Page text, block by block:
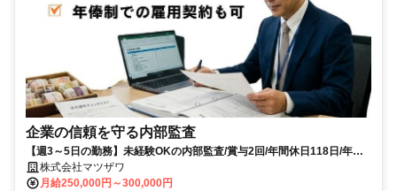
企業の信頼を守る内部監査
【週3～5日の勤務】未経験OKの内部監査/賞与2回/年間休日118日/年俸
制での契約も可能です
株式会社マツザワ
月給250,000円～300,000円